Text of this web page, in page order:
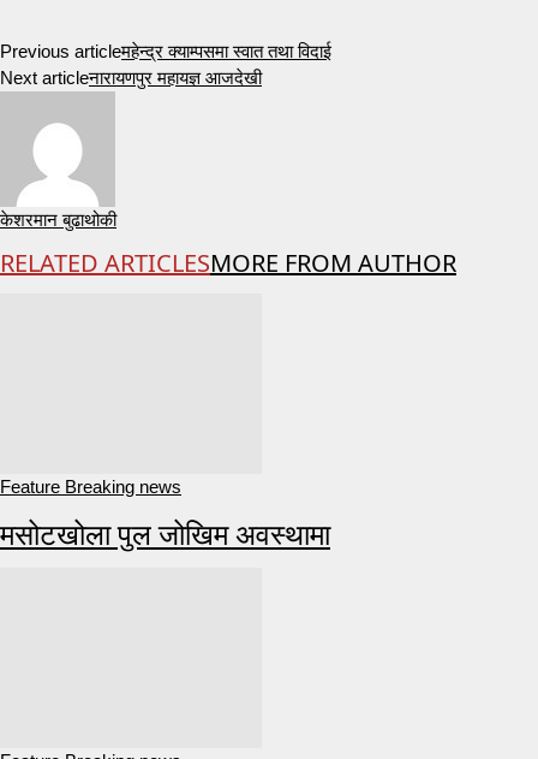
Previous articleमहेन्द्र क्याम्पसमा स्वात तथा विदाई
Next articleनारायणपुर महायज्ञ आजदेखी
केशरमान बुढाथोकी
RELATED ARTICLESMORE FROM AUTHOR
Feature Breaking news
मसोटखोला पुल जोखिम अवस्थामा